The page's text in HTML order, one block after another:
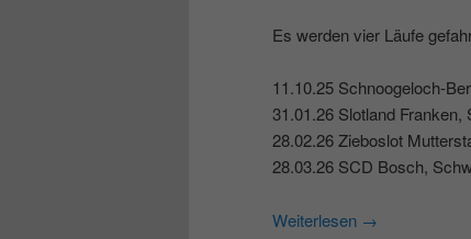
Es werden vier Läufe
11.10.25 Schnoogeloch-
31.01.26 Slotland Franken,
28.02.26 Zieboslot
28.03.26 SCD Bosch,
Weiterlesen →